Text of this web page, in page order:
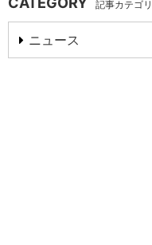
記事カテゴリ
ニュース